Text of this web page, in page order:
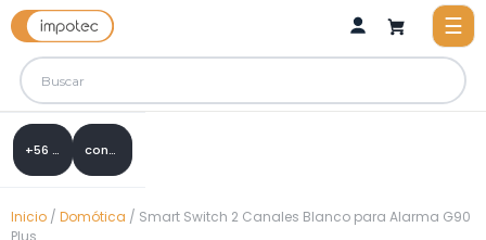
+56 9 8288 0307 contacto@impotec.cl
Inicio / Domótica / Smart Switch 2 Canales Blanco para Alarma G90
Plus